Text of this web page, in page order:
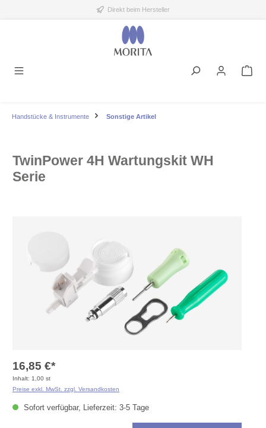
Direkt beim Hersteller
Handstücke & Instrumente Sonstige Artikel
TwinPower 4H Wartungskit WH
Serie
16,85 €*
Inhalt: 1,00 st
Preise exkl. MwSt. zzgl. Versandkosten
Sofort verfügbar, Lieferzeit: 3-5 Tage